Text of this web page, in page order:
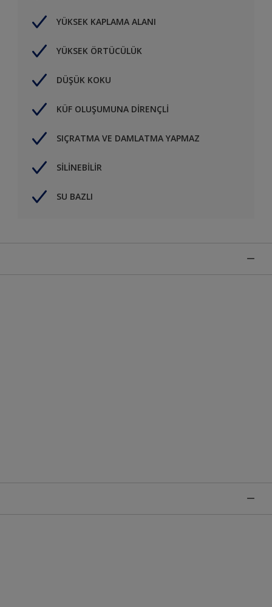
YÜKSEK KAPLAMA ALANI
YÜKSEK ÖRTÜCÜLÜK
DÜŞÜK KOKU
KÜF OLUŞUMUNA DİRENÇLİ
SIÇRATMA VE DAMLATMA YAPMAZ
SİLİNEBİLİR
SU BAZLI